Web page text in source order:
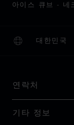
아이스 큐브 - 네
대한민국
현지화(
국가 변경
연락처
기타 정보